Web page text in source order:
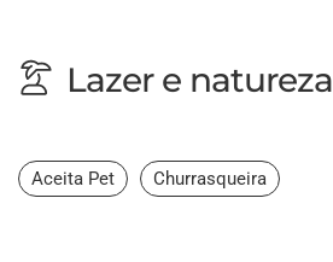
Lazer e natureza
Aceita Pet Churrasqueira